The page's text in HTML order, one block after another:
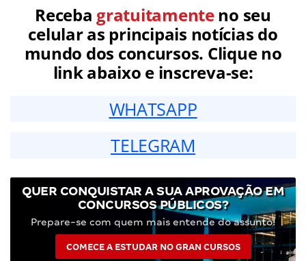
Receba gratuitamenteno seu
celular as principais notícias do
mundo dos concursos. Clique no
link abaixo e inscreva-se:
WHATSAPP
TELEGRAM
QUER CONQUISTAR A SUA APROVAÇÃO EM
CONCURSOS PÚBLICOS?
Prepare-se com quem mais entende do assunto!
COMECE A ESTUDAR NO GRAN CURSOS